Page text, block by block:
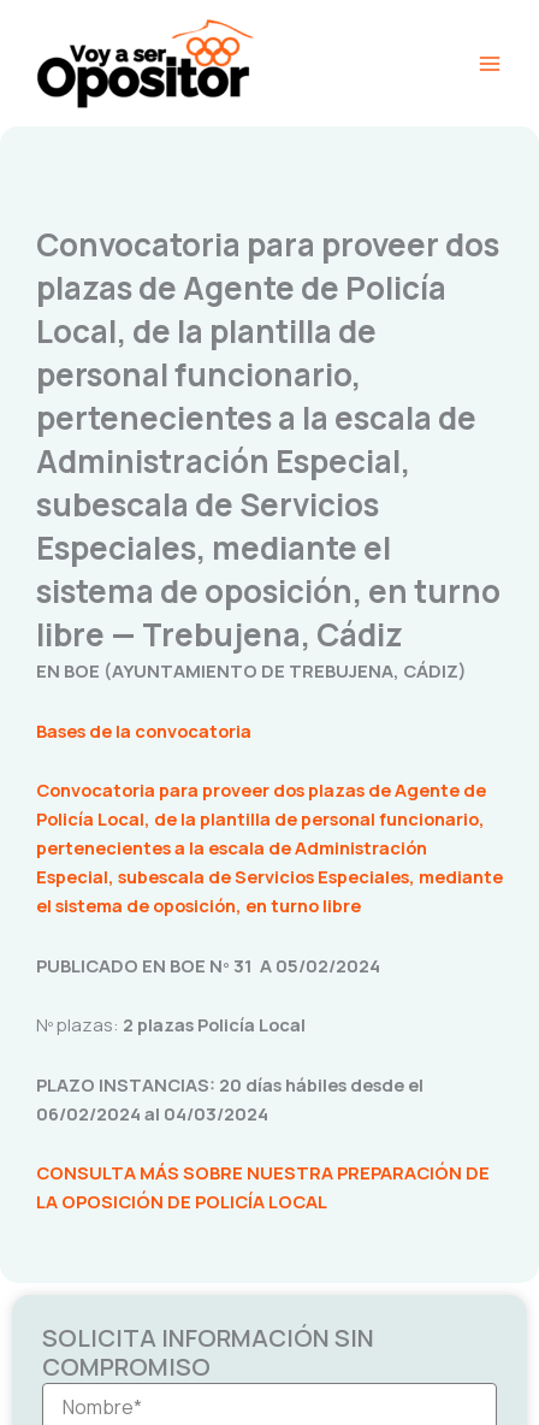
contenido
Convocatoria para proveer dos
plazas de Agente de Policía
Local, de la plantilla de
personal funcionario,
pertenecientes a la escala de
Administración Especial,
subescala de Servicios
Especiales, mediante el
sistema de oposición, en turno
libre — Trebujena, Cádiz
EN BOE (AYUNTAMIENTO DE TREBUJENA, CÁDIZ)
Bases de la convocatoria
Convocatoria para proveer dos plazas de Agente de
Policía Local, de la plantilla de personal funcionario,
pertenecientes a la escala de Administración
Especial, subescala de Servicios Especiales, mediante
el sistema de oposición, en turno libre
PUBLICADO EN BOE Nº 31 A 05/02/2024
Nº plazas: 2 plazas Policía Local
PLAZO INSTANCIAS: 20 días hábiles desde el
06/02/2024 al 04/03/2024
CONSULTA MÁS SOBRE NUESTRA PREPARACIÓN DE
LA OPOSICIÓN DE POLICÍA LOCAL
SOLICITA INFORMACIÓN SIN
COMPROMISO